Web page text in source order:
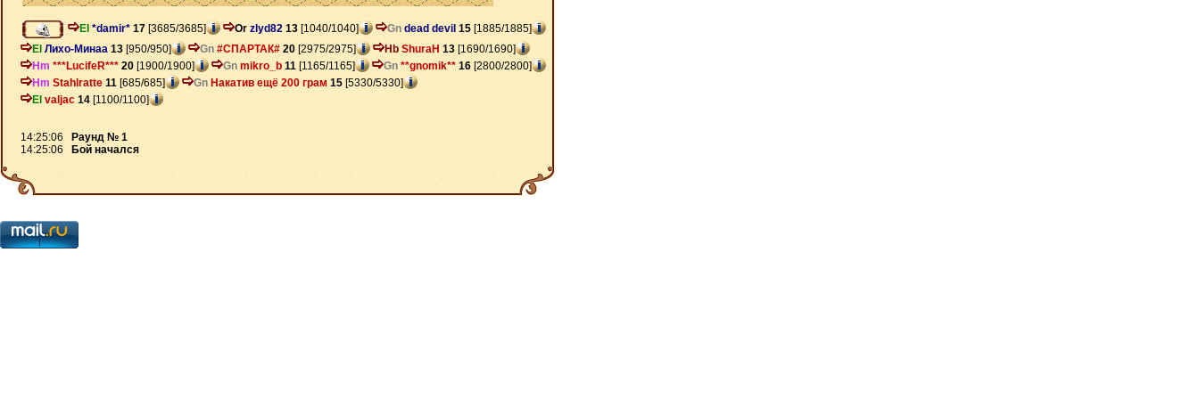
El *damir* 17 [3685/3685] Or zlyd82 13 [1040/1040] Gn dead devil 15 [1885/1885]
El Лихо-Минаа 13 [950/950] Gn #СПАРТАК# 20 [2975/2975] Hb ShuraH 13 [1690/1690]
Hm ***LucifeR*** 20 [1900/1900] Gn mikro_b 11 [1165/1165] Gn **gnomik** 16 [2800/2800]
Hm Stahlratte 11 [685/685] Gn Накатив ещё 200 грам 15 [5330/5330]
El valjac 14 [1100/1100]
14:25:06
Раунд № 1
14:25:06
Бой начался